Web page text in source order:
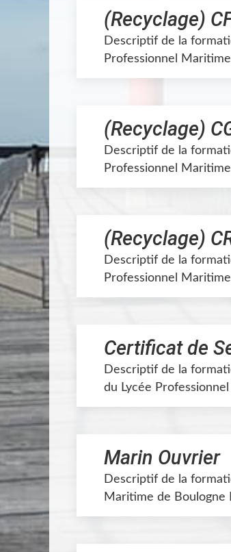
(Recyclage)
Descriptif de la
Professionnel
(Recyclage)
Descriptif de la
Professionnel
(Recyclage)
Descriptif de la
Professionnel
Certificat de
Descriptif de la
du Lycée
Marin Ouvrier
Descriptif de la
Maritime de Boulogne